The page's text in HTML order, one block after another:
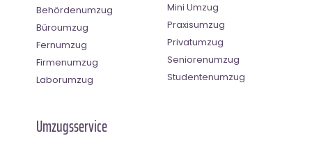
Behördenumzug
Büroumzug
Fernumzug
Firmenumzug
Laborumzug
Mini Umzug
Praxisumzug
Privatumzug
Seniorenumzug
Studentenumzug
Umzugsservice